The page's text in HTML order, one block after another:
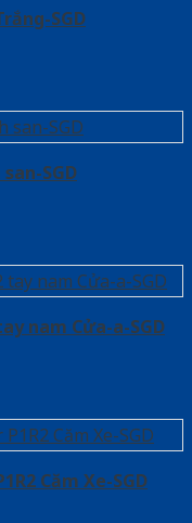
SGD
SGD
nam Cửa-a-SGD
Căm Xe-SGD